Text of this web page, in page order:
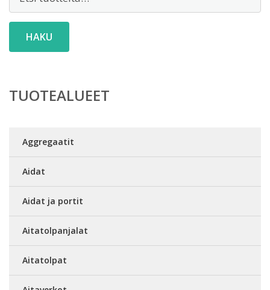
HAKU
TUOTEALUEET
Aggregaatit
Aidat
Aidat ja portit
Aitatolpanjalat
Aitatolpat